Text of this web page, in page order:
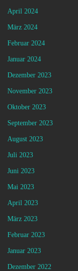
April 2024
März 2024
Februar 2024
Januar 2024
Dezember 2023
November 2023
Oktober 2023
September 2023
August 2023
Juli 2023
Juni 2023
Mai 2023
April 2023
März 2023
Februar 2023
Januar 2023
Dezember 2022